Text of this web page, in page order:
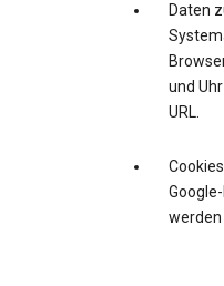
Daten
und
URL.
werden